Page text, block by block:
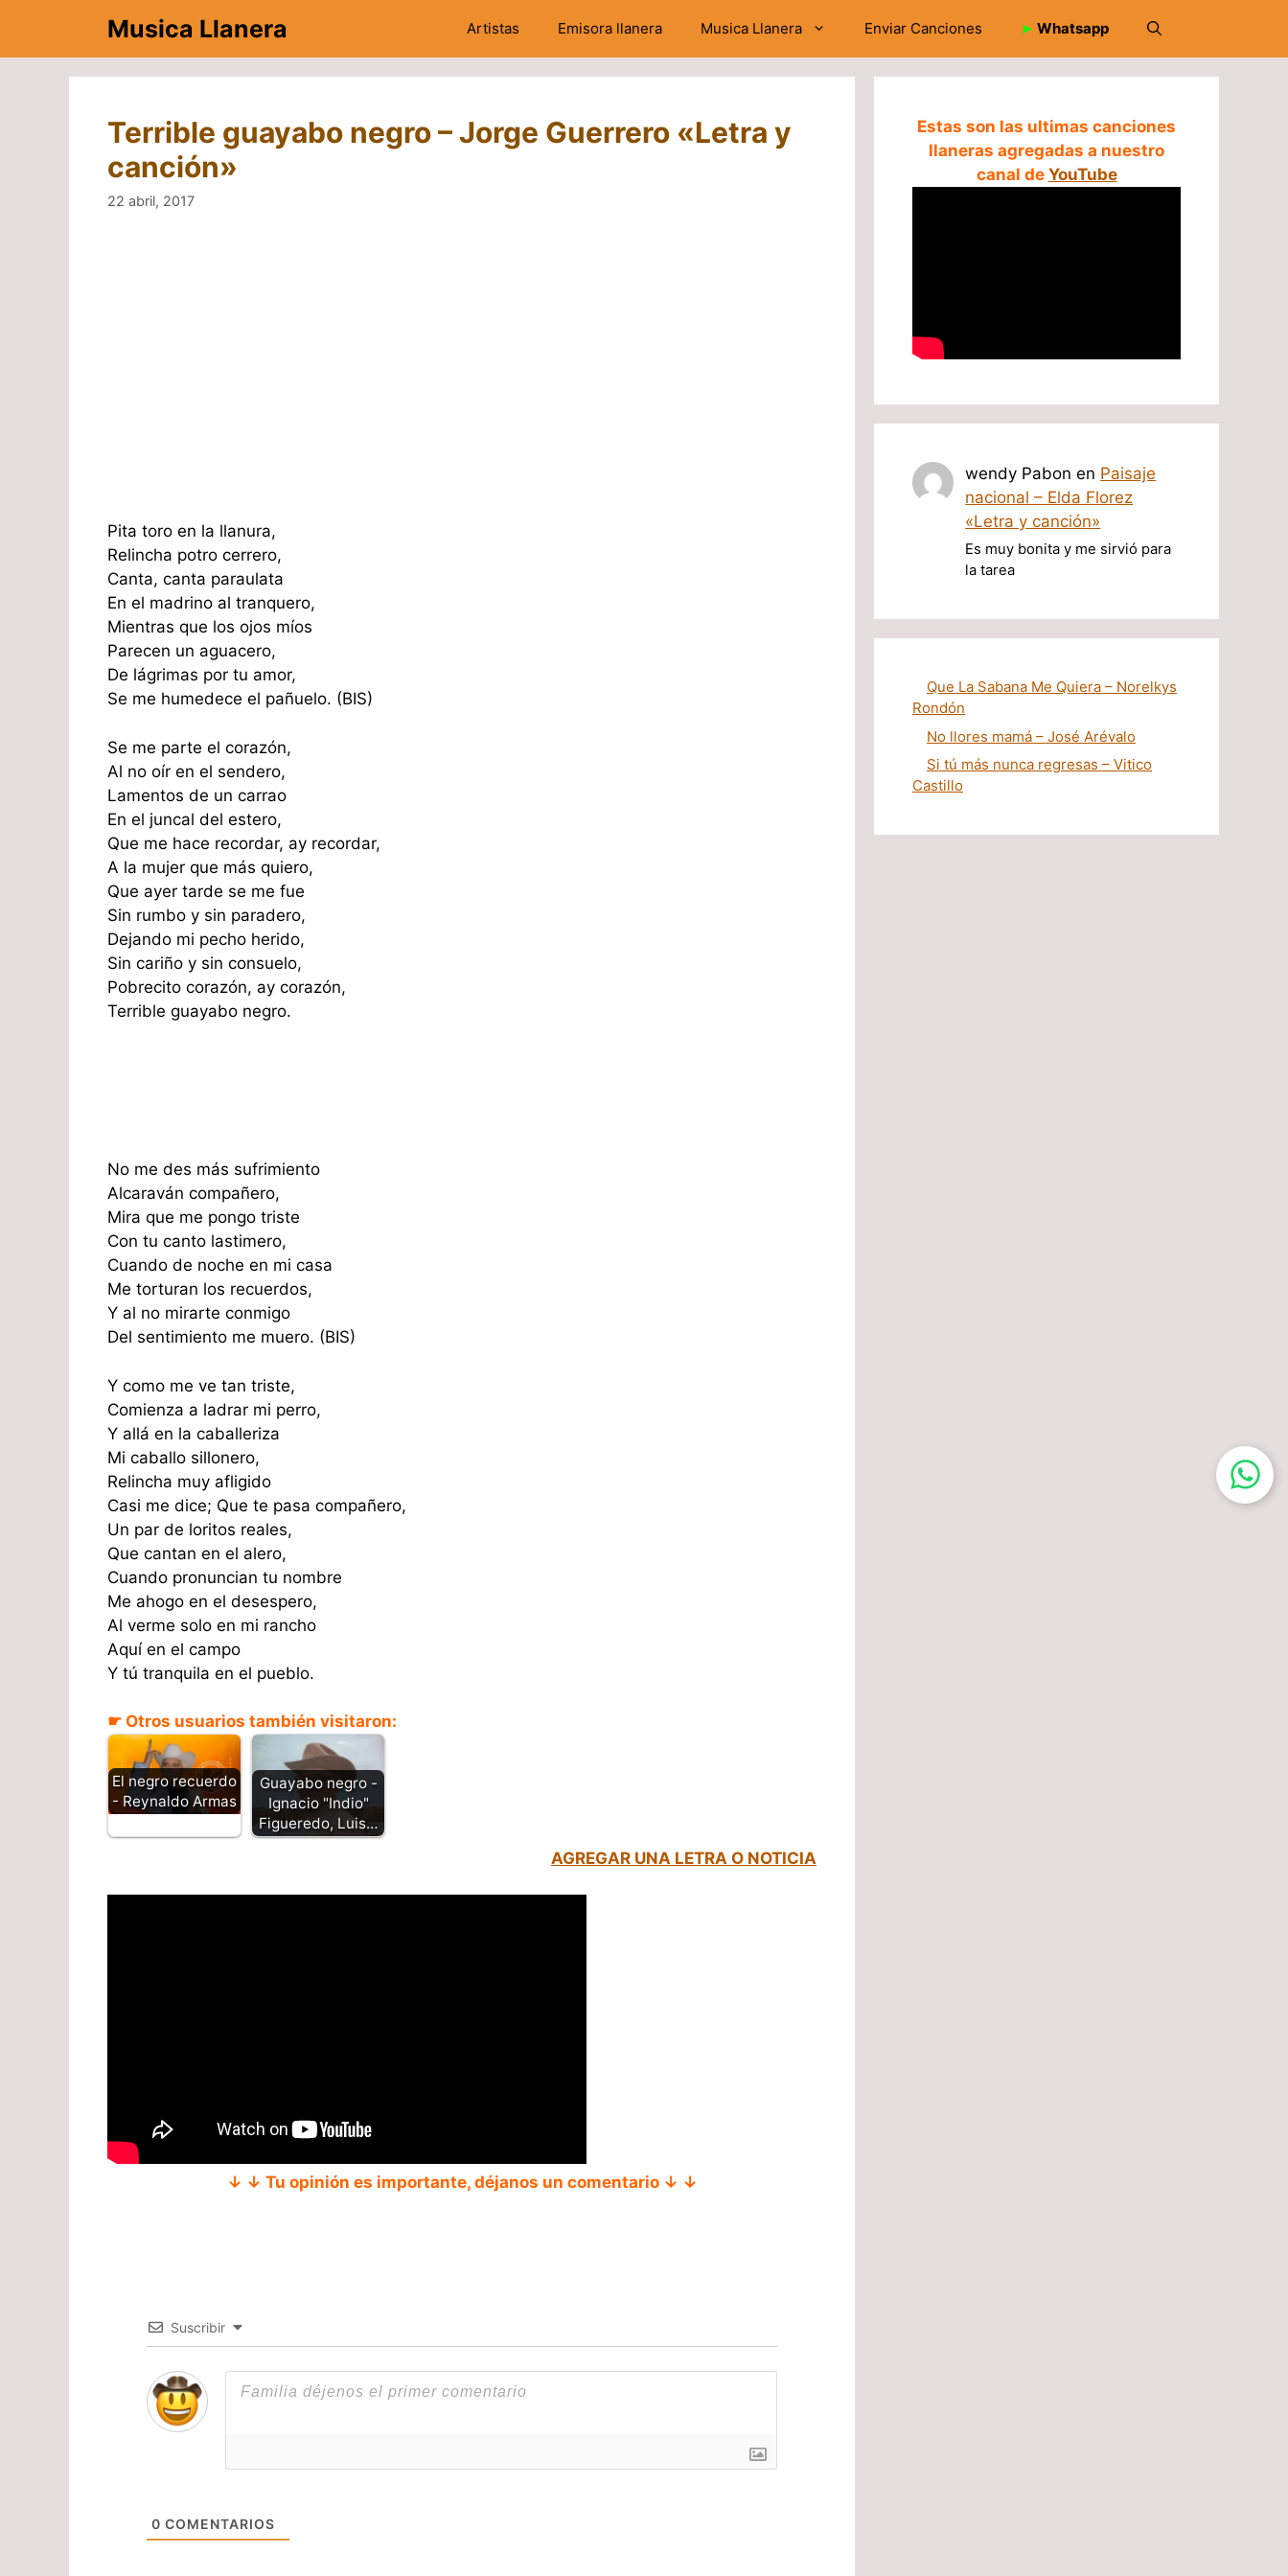
contenido
Musica Llanera Artistas Emisora llanera Musica Llanera Enviar Canciones ➤ Whatsapp
Terrible guayabo negro – Jorge Guerrero «Letra y
canción»
22 abril, 2017
Pita toro en la llanura,
Relincha potro cerrero,
Canta, canta paraulata
En el madrino al tranquero,
Mientras que los ojos míos
Parecen un aguacero,
De lágrimas por tu amor,
Se me humedece el pañuelo. (BIS)
Se me parte el corazón,
Al no oír en el sendero,
Lamentos de un carrao
En el juncal del estero,
Que me hace recordar, ay recordar,
A la mujer que más quiero,
Que ayer tarde se me fue
Sin rumbo y sin paradero,
Dejando mi pecho herido,
Sin cariño y sin consuelo,
Pobrecito corazón, ay corazón,
Terrible guayabo negro.
No me des más sufrimiento
Alcaraván compañero,
Mira que me pongo triste
Con tu canto lastimero,
Cuando de noche en mi casa
Me torturan los recuerdos,
Y al no mirarte conmigo
Del sentimiento me muero. (BIS)
Y como me ve tan triste,
Comienza a ladrar mi perro,
Y allá en la caballeriza
Mi caballo sillonero,
Relincha muy afligido
Casi me dice; Que te pasa compañero,
Un par de loritos reales,
Que cantan en el alero,
Cuando pronuncian tu nombre
Me ahogo en el desespero,
Al verme solo en mi rancho
Aquí en el campo
Y tú tranquila en el pueblo.
☛ Otros usuarios también visitaron:
El negro recuerdo
- Reynaldo Armas
Guayabo negro -
Ignacio "Indio"
Figueredo, Luis…
AGREGAR UNA LETRA O NOTICIA
↓ ↓ Tu opinión es importante, déjanos un comentario ↓ ↓
Suscribir
0 COMENTARIOS
Estas son las ultimas canciones
llaneras agregadas a nuestro
canal de YouTube
wendy Pabon en Paisaje
nacional – Elda Florez
«Letra y canción»
Es muy bonita y me sirvió para
la tarea
Que La Sabana Me Quiera – Norelkys
Rondón
No llores mamá – José Arévalo
Si tú más nunca regresas – Vitico
Castillo